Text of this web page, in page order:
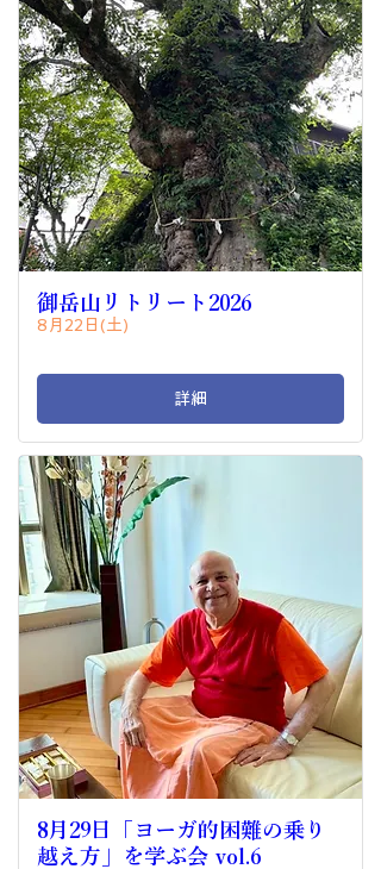
御岳山リトリート2026
8月22日(土)
詳細
8月29日「ヨーガ的困難の乗り
越え方」を学ぶ会 vol.6